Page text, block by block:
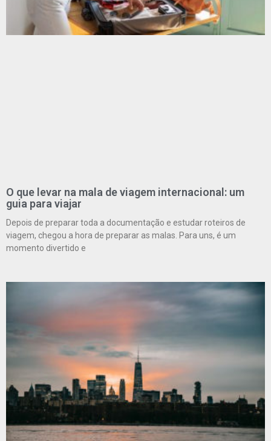
O que levar na mala de viagem internacional: um
guia para viajar
Depois de preparar toda a documentação e estudar roteiros de
viagem, chegou a hora de preparar as malas. Para uns, é um
momento divertido e